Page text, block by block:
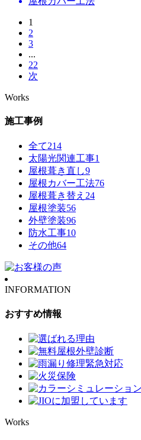
1
2
3
...
22
次
Works
施工事例
全て214
太陽光関連工事1
屋根葺き直し9
屋根カバー工法76
屋根葺き替え 24
屋根塗装56
外壁塗装96
防水工事10
その他64
INFORMATION
おすすめ情報
Works